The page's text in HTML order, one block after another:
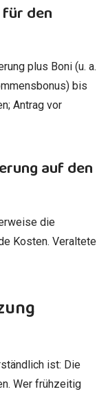
den
plus Boni (u. a.
bis
Antrag vor
auf den
die
Kosten. Veraltete
ist: Die
Wer frühzeitig